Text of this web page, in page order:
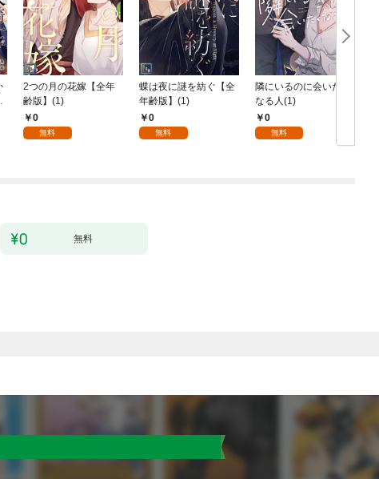
2つの月の花嫁【全年
齢版】(1)
0
無料
蝶は夜に謎を紡ぐ【全
年齢版】(1)
0
無料
隣にいるのに会いたく
なる人(1)
0
無料
無料